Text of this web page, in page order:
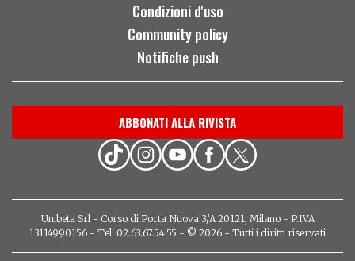
Condizioni d'uso
Community policy
Notifiche push
ABBONATI ALLA RIVISTA
Unibeta Srl - Corso di Porta Nuova 3/A 20121, Milano - P.IVA
13114990156 - Tel: 02.63.67.54.55 - © 2026 - Tutti i diritti riservati